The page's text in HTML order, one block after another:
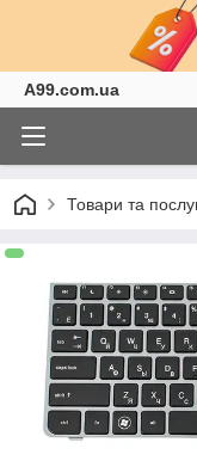
A99.com.ua
Товари та